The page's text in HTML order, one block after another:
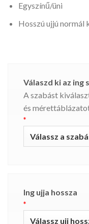
Egyszínű/üni
Hosszú ujjú normál
Válaszd ki az ing
A szabást
és
*
Ing ujja hossza
*